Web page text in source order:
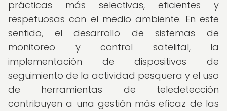
prácticas más selectivas, eficientes y
respetuosas con el medio ambiente. En este
sentido, el desarrollo de sistemas de
monitoreo y control satelital, la
implementación de dispositivos de
seguimiento de la actividad pesquera y el uso
de herramientas de teledetección
contribuyen a una gestión más eficaz de las